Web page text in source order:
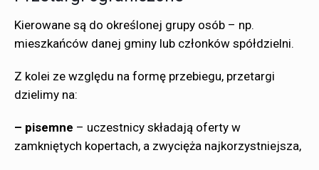
Kierowane są do określonej grupy osób – np.
mieszkańców danej gminy lub członków spółdzielni.
Z kolei ze względu na formę przebiegu, przetargi
dzielimy na:
– pisemne – uczestnicy składają oferty w
zamkniętych kopertach, a zwycięża najkorzystniejsza,